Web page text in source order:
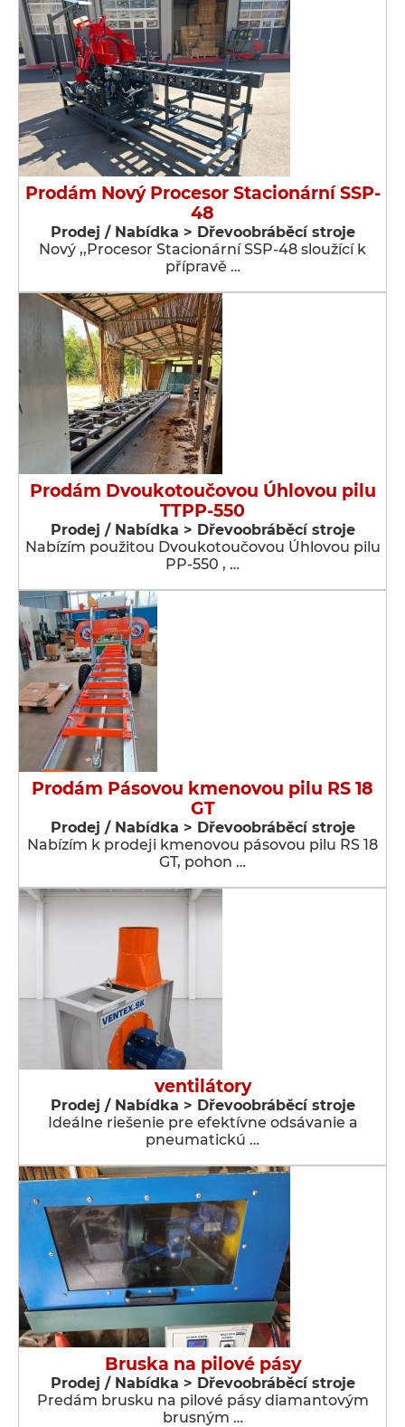
Prodám Nový Procesor Stacionární SSP-
48
Prodej / Nabídka > Dřevoobráběcí stroje
Nový ,,Procesor Stacionární SSP-48 sloužící k
přípravě …
Prodám Dvoukotoučovou Úhlovou pilu
TTPP-550
Prodej / Nabídka > Dřevoobráběcí stroje
Nabízím použitou Dvoukotoučovou Úhlovou pilu
PP-550 , …
Prodám Pásovou kmenovou pilu RS 18
GT
Prodej / Nabídka > Dřevoobráběcí stroje
Nabízím k prodeji kmenovou pásovou pilu RS 18
GT, pohon …
ventilátory
Prodej / Nabídka > Dřevoobráběcí stroje
Ideálne riešenie pre efektívne odsávanie a
pneumatickú …
Bruska na pilové pásy
Prodej / Nabídka > Dřevoobráběcí stroje
Predám brusku na pilové pásy diamantovým
brusným …